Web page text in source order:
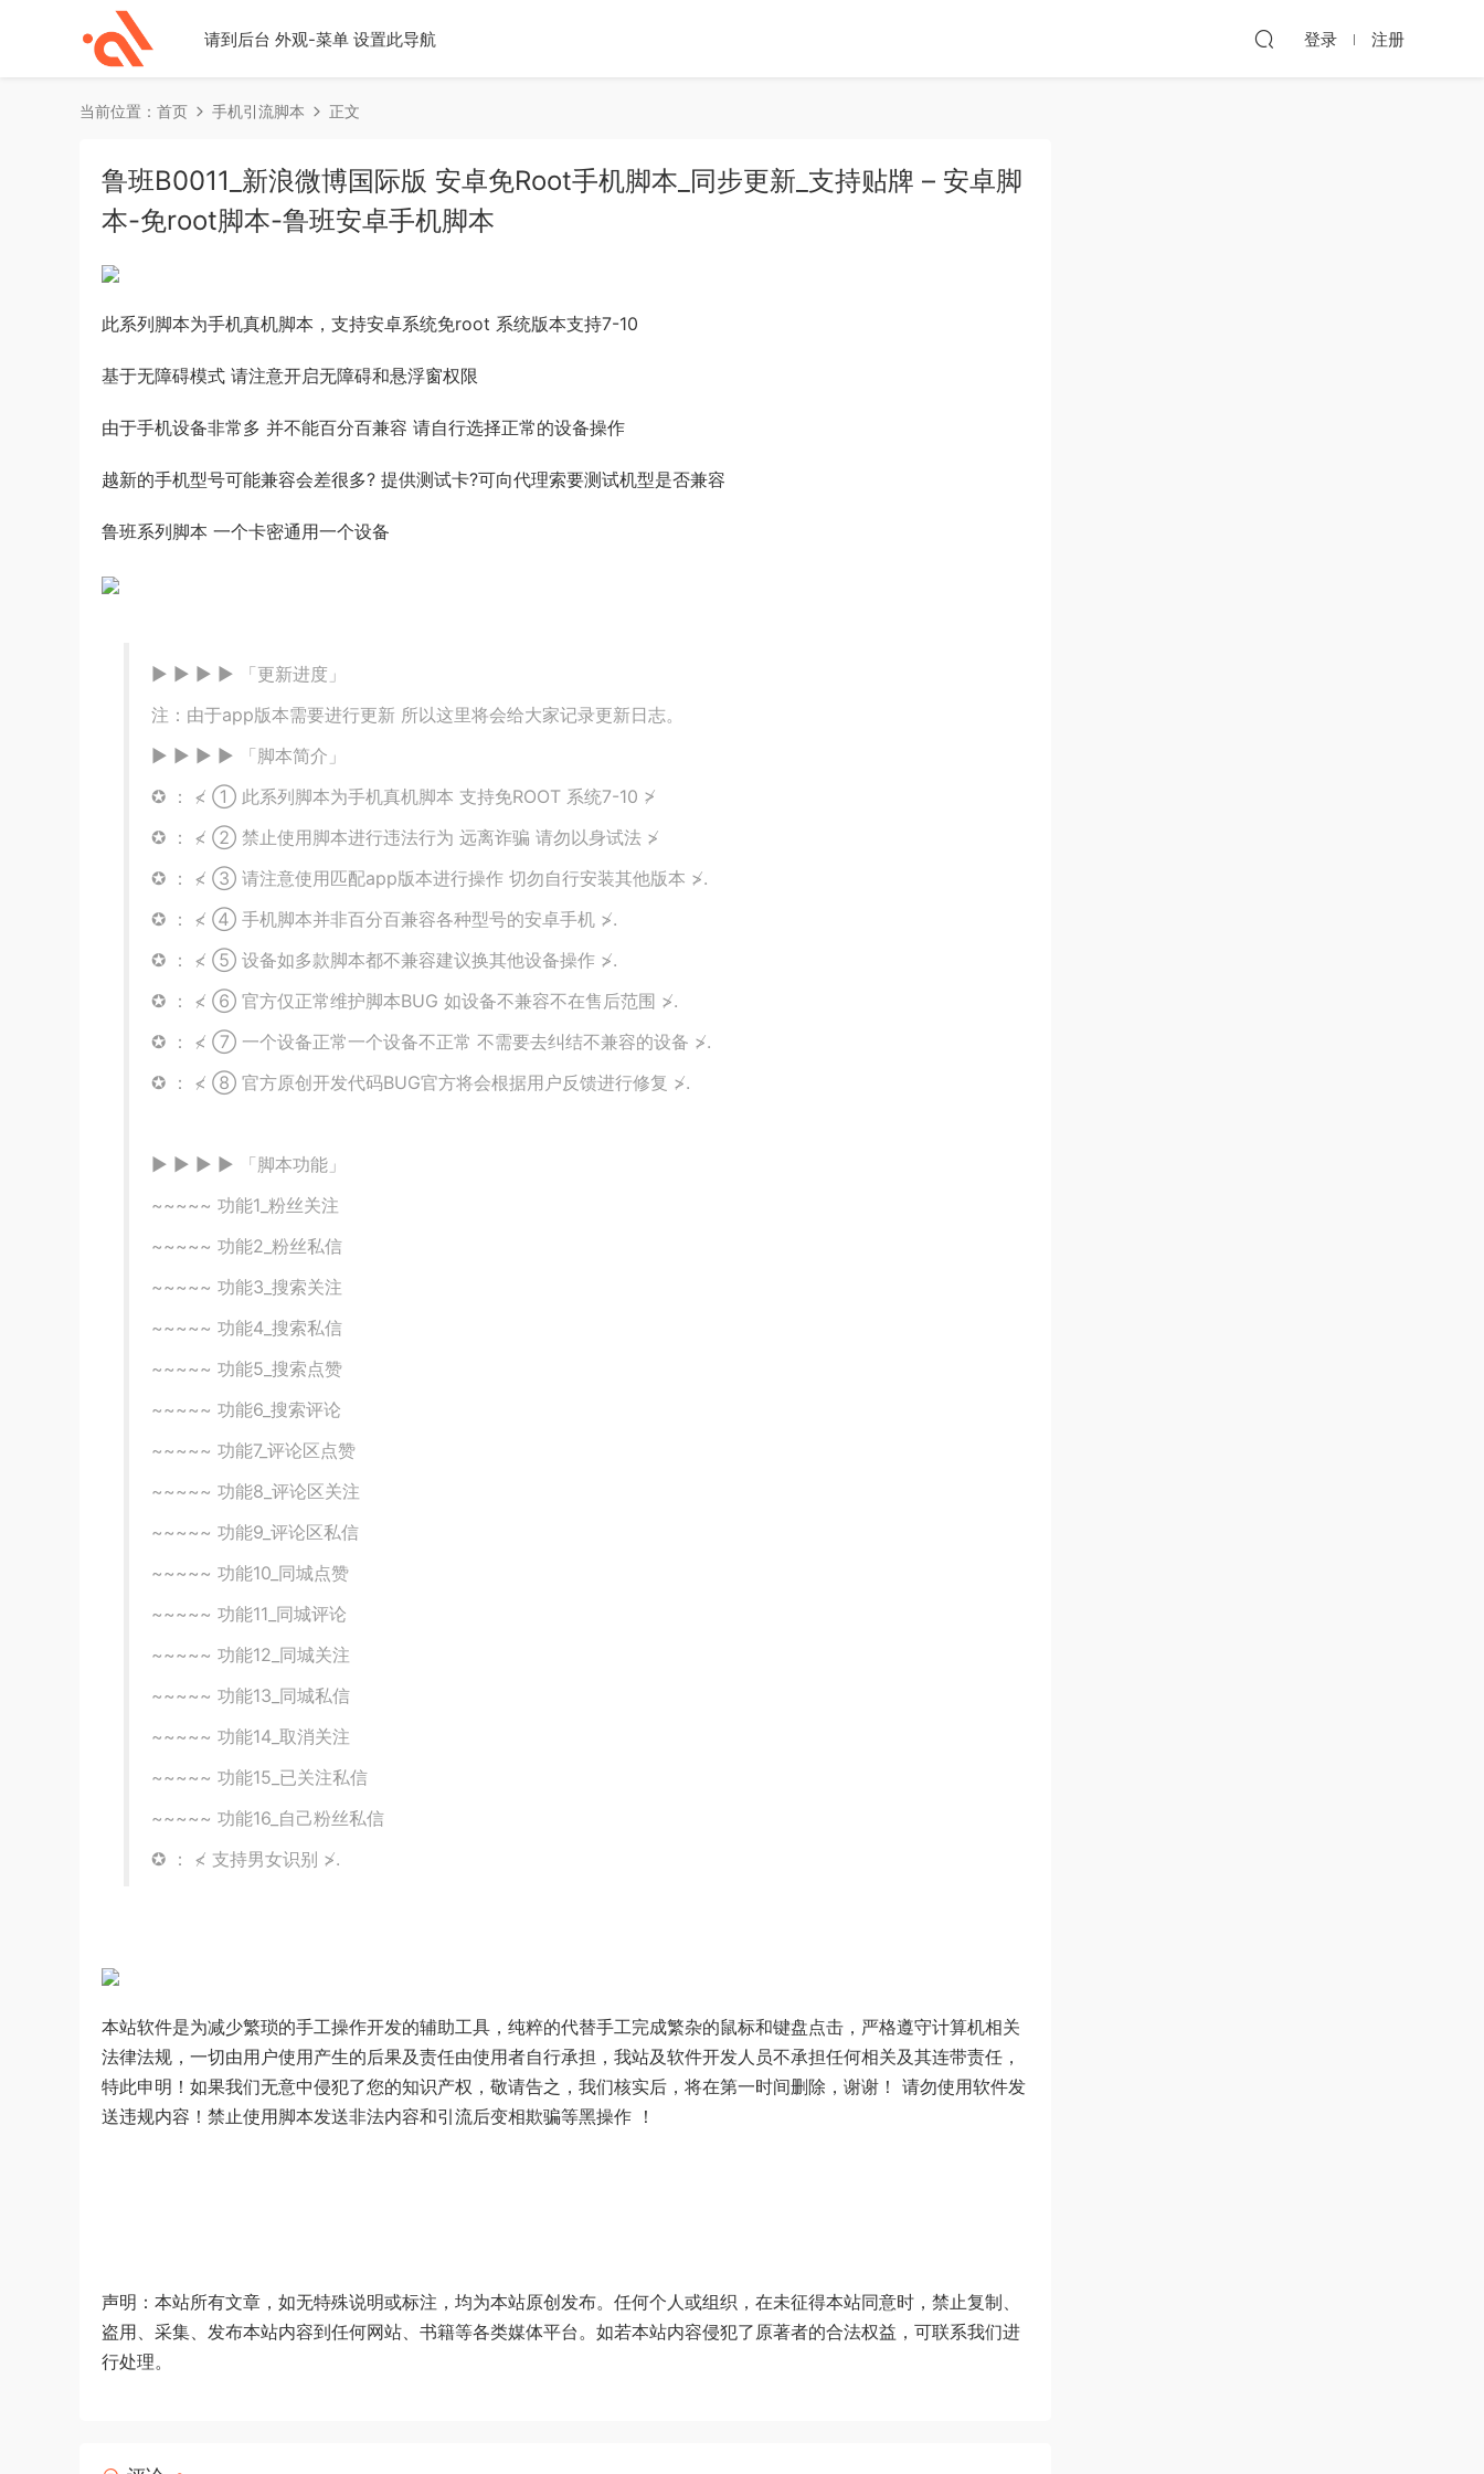
请到后台 外观-菜单 设置此导航 登录 注册
当前位置： 首页 手机引流脚本 正文
鲁班B0011_新浪微博国际版 安卓免Root手机脚本_同步更新_支持贴牌 – 安卓脚
本-免root脚本-鲁班安卓手机脚本
此系列脚本为手机真机脚本，支持安卓系统免root 系统版本支持7-10
基于无障碍模式 请注意开启无障碍和悬浮窗权限
由于手机设备非常多 并不能百分百兼容 请自行选择正常的设备操作
越新的手机型号可能兼容会差很多? 提供测试卡?可向代理索要测试机型是否兼容
鲁班系列脚本 一个卡密通用一个设备
▶ ▶ ▶ ▶ 「更新进度」
注：由于app版本需要进行更新 所以这里将会给大家记录更新日志。
▶ ▶ ▶ ▶ 「脚本简介」
✪ ： ≮ ① 此系列脚本为手机真机脚本 支持免ROOT 系统7-10 ≯
✪ ： ≮ ② 禁止使用脚本进行违法行为 远离诈骗 请勿以身试法 ≯
✪ ： ≮ ③ 请注意使用匹配app版本进行操作 切勿自行安装其他版本 ≯.
✪ ： ≮ ④ 手机脚本并非百分百兼容各种型号的安卓手机 ≯.
✪ ： ≮ ⑤ 设备如多款脚本都不兼容建议换其他设备操作 ≯.
✪ ： ≮ ⑥ 官方仅正常维护脚本BUG 如设备不兼容不在售后范围 ≯.
✪ ： ≮ ⑦ 一个设备正常一个设备不正常 不需要去纠结不兼容的设备 ≯.
✪ ： ≮ ⑧ 官方原创开发代码BUG官方将会根据用户反馈进行修复 ≯.
▶ ▶ ▶ ▶ 「脚本功能」
~~~~~ 功能1_粉丝关注
~~~~~ 功能2_粉丝私信
~~~~~ 功能3_搜索关注
~~~~~ 功能4_搜索私信
~~~~~ 功能5_搜索点赞
~~~~~ 功能6_搜索评论
~~~~~ 功能7_评论区点赞
~~~~~ 功能8_评论区关注
~~~~~ 功能9_评论区私信
~~~~~ 功能10_同城点赞
~~~~~ 功能11_同城评论
~~~~~ 功能12_同城关注
~~~~~ 功能13_同城私信
~~~~~ 功能14_取消关注
~~~~~ 功能15_已关注私信
~~~~~ 功能16_自己粉丝私信
✪ ： ≮ 支持男女识别 ≯.
本站软件是为减少繁琐的手工操作开发的辅助工具，纯粹的代替手工完成繁杂的鼠标和键盘点击，严格遵守计算机相关
法律法规，一切由用户使用产生的后果及责任由使用者自行承担，我站及软件开发人员不承担任何相关及其连带责任，
特此申明！如果我们无意中侵犯了您的知识产权，敬请告之，我们核实后，将在第一时间删除，谢谢！ 请勿使用软件发
送违规内容！禁止使用脚本发送非法内容和引流后变相欺骗等黑操作 ！
声明：本站所有文章，如无特殊说明或标注，均为本站原创发布。任何个人或组织，在未征得本站同意时，禁止复制、
盗用、采集、发布本站内容到任何网站、书籍等各类媒体平台。如若本站内容侵犯了原著者的合法权益，可联系我们进
行处理。